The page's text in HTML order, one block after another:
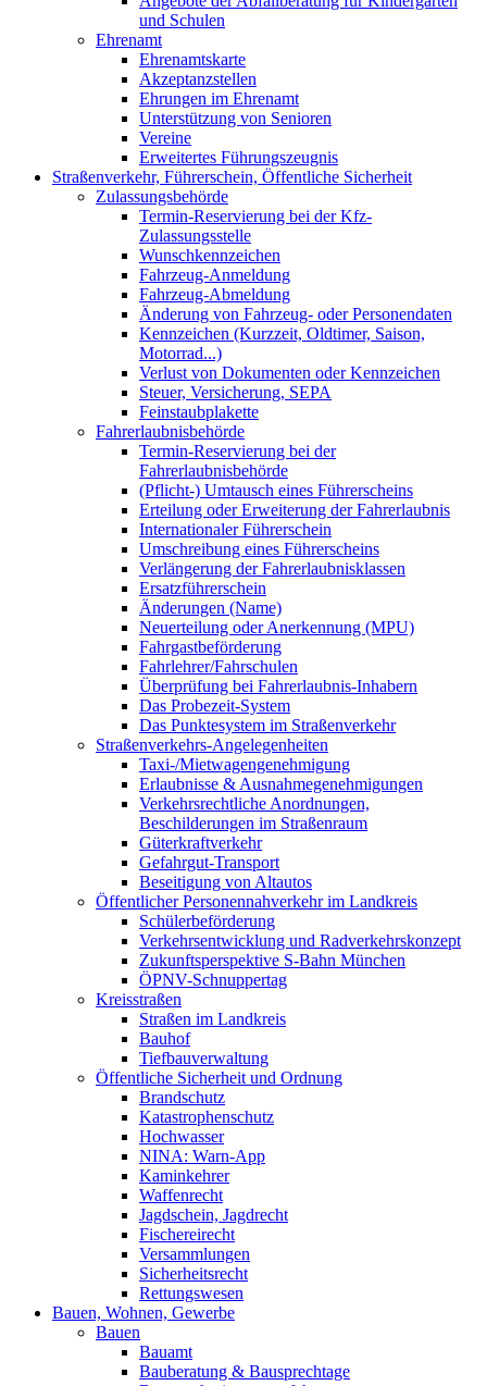
und Schulen
Ehrenamt
Ehrenamtskarte
Akzeptanzstellen
Ehrungen im Ehrenamt
Unterstützung von Senioren
Vereine
Erweitertes Führungszeugnis
Straßenverkehr, Führerschein, Öffentliche Sicherheit
Zulassungsbehörde
Termin-Reservierung bei der Kfz-
Zulassungsstelle
Wunschkennzeichen
Fahrzeug-Anmeldung
Fahrzeug-Abmeldung
Änderung von Fahrzeug- oder Personendaten
Kennzeichen (Kurzzeit, Oldtimer, Saison,
Motorrad...)
Verlust von Dokumenten oder Kennzeichen
Steuer, Versicherung, SEPA
Feinstaubplakette
Fahrerlaubnisbehörde
Termin-Reservierung bei der
Fahrerlaubnisbehörde
(Pflicht-) Umtausch eines Führerscheins
Erteilung oder Erweiterung der Fahrerlaubnis
Internationaler Führerschein
Umschreibung eines Führerscheins
Verlängerung der Fahrerlaubnisklassen
Ersatzführerschein
Änderungen (Name)
Neuerteilung oder Anerkennung (MPU)
Fahrgastbeförderung
Fahrlehrer/Fahrschulen
Überprüfung bei Fahrerlaubnis-Inhabern
Das Probezeit-System
Das Punktesystem im Straßenverkehr
Straßenverkehrs-Angelegenheiten
Taxi-/Mietwagengenehmigung
Erlaubnisse & Ausnahmegenehmigungen
Verkehrsrechtliche Anordnungen,
Beschilderungen im Straßenraum
Güterkraftverkehr
Gefahrgut-Transport
Beseitigung von Altautos
Öffentlicher Personennahverkehr im Landkreis
Schülerbeförderung
Verkehrsentwicklung und Radverkehrskonzept
Zukunftsperspektive S-Bahn München
ÖPNV-Schnuppertag
Kreisstraßen
Straßen im Landkreis
Bauhof
Tiefbauverwaltung
Öffentliche Sicherheit und Ordnung
Brandschutz
Katastrophenschutz
Hochwasser
NINA: Warn-App
Kaminkehrer
Waffenrecht
Jagdschein, Jagdrecht
Fischereirecht
Versammlungen
Sicherheitsrecht
Rettungswesen
Bauen, Wohnen, Gewerbe
Bauen
Bauamt
Bauberatung & Bausprechtage